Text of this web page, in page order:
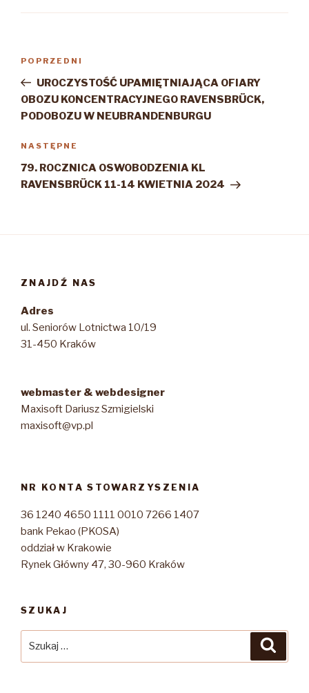
Poprzedni
wpis
POPRZEDNI
UROCZYSTOŚĆ UPAMIĘTNIAJĄCA OFIARY
OBOZU KONCENTRACYJNEGO RAVENSBRÜCK,
PODOBOZU W NEUBRANDENBURGU
Następny
wpis
NASTĘPNE
79. ROCZNICA OSWOBODZENIA KL
RAVENSBRÜCK 11-14 KWIETNIA 2024
ZNAJDŹ NAS
Adres
ul. Seniorów Lotnictwa 10/19
31-450 Kraków
webmaster & webdesigner
Maxisoft Dariusz Szmigielski
maxisoft@vp.pl
NR KONTA STOWARZYSZENIA
36 1240 4650 1111 0010 7266 1407
bank Pekao (PKOSA)
oddział w Krakowie
Rynek Główny 47, 30-960 Kraków
SZUKAJ